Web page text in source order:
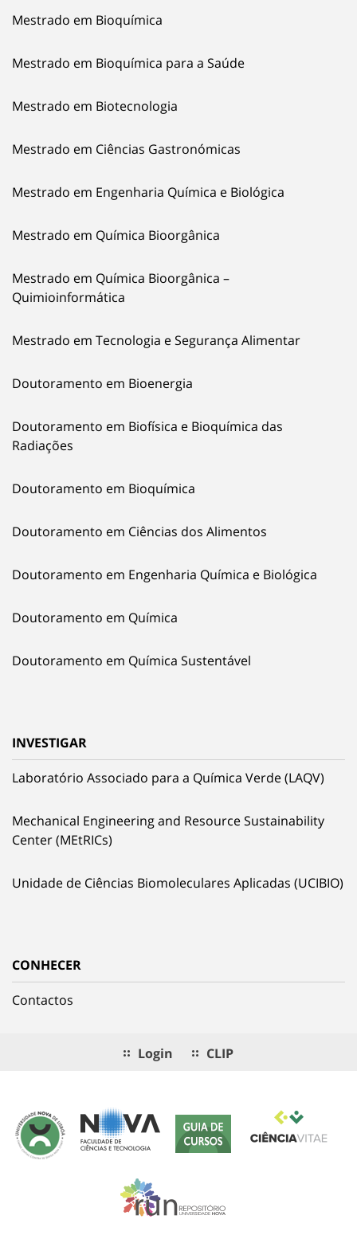
Mestrado em Bioquímica
Mestrado em Bioquímica para a Saúde
Mestrado em Biotecnologia
Mestrado em Ciências Gastronómicas
Mestrado em Engenharia Química e Biológica
Mestrado em Química Bioorgânica
Mestrado em Química Bioorgânica –
Quimioinformática
Mestrado em Tecnologia e Segurança Alimentar
Doutoramento em Bioenergia
Doutoramento em Biofísica e Bioquímica das
Radiações
Doutoramento em Bioquímica
Doutoramento em Ciências dos Alimentos
Doutoramento em Engenharia Química e Biológica
Doutoramento em Química
Doutoramento em Química Sustentável
INVESTIGAR
Laboratório Associado para a Química Verde (LAQV)
Mechanical Engineering and Resource Sustainability
Center (MEtRICs)
Unidade de Ciências Biomoleculares Aplicadas (UCIBIO)
CONHECER
Contactos
Login CLIP